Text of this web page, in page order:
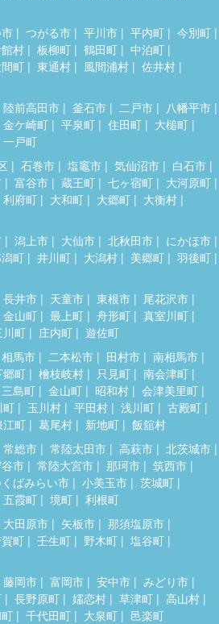
つがる市 平川市 平内町
今別町
村
板柳町 鶴田町
中泊町
町
東通村 風間浦村 佐井村
陸前高田市 釜石市 二戸市
八幡平市
金ケ崎町
平泉町 住田町
大槌町
一戸町
石巻市 塩竈市 気仙沼市
白石市
富谷市 蔵王町 七ヶ宿町
大河原町
利府町
大和町 大郷町 大衡村
潟上市 大仙市 北秋田市
にかほ市
町
井川町 大潟村 美郷町 羽後町
長井市 天童市 東根市
尾花沢市
金山町
最上町 舟形町
真室川町
川町
庄内町
遊佐町
相馬市
二本松市 田村市
南相馬市
郷町
檜枝岐村 只見町
南会津町
三島町
金山町 昭和村
会津美里町
町
玉川村 平田村 浅川町
古殿町
江町
葛尾村 新地町
飯舘村
常総市
常陸太田市 高萩市
北茨城市
市
常陸大宮市 那珂市
筑西市
ばみらい市
小美玉市
茨城町
五霞町
境町
利根町
大田原市
矢板市
那須塩原市
町
壬生町 野木町 塩谷町
藤岡市 富岡市 安中市
みどり市
長野原町 嬬恋村 草津町
高山村
千代田町 大泉町
邑楽町